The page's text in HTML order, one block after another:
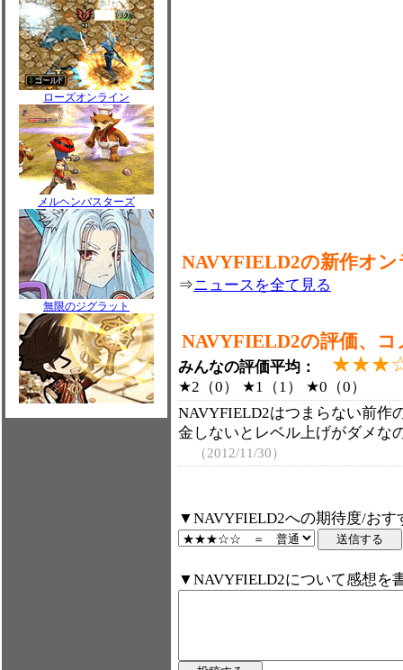
ローズオンライン
メルヘンバスターズ
無限のジグラット
NAVYFIELD2の新作オ
⇒ニュースを全て見る
NAVYFIELD2の評価、コ
みんなの評価平均：
★2（0） ★1（1） ★0（0）
NAVYFIELD2はつまらない前作
金しないとレベル上げがダメな
（2012/11/30）
▼NAVYFIELD2への期待度/おす
▼NAVYFIELD2について感想を